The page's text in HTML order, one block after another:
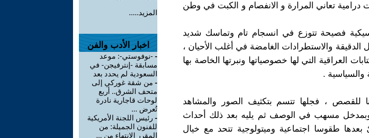
درامية تعاني المرارة و الانفصام و الكبت في وطن
فصيحة تتوزع في انسجام تام وتماسك شديد
والاستطرادات الغامضة في أغلب الأحيان ،
العراقية التي لها خصوصياتها ونبرتها الخاصة بها
والسياسية .
للقصص ، فجلها تتسم بتكثيف الصور والمشاهد
، وبمدخل مسهب في الوصف ثم يليه بعد ذلك أحداث
طقوسا اجتماعية وميتولوجية تتحد مع خيال
المزيد.....
اخبار الأدب والفن
- -نوفوستي-: موعد
مسابقة -إنترفيجن- في
السعودية لم يحدد بعد
- من شقة غوركي إلى
متحف الشرق.. أربع
لوحات قاجارية نادرة
تُعرض ...
- رئيس اللجنة الأمريكية
للفنون الجميلة: من
المقرر الانتهاء من ...